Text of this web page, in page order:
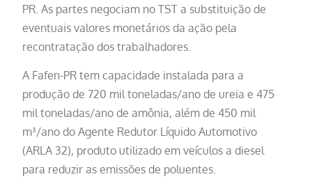
PR. As partes negociam no TST a substituição de
eventuais valores monetários da ação pela
recontratação dos trabalhadores.
A Fafen-PR tem capacidade instalada para a
produção de 720 mil toneladas/ano de ureia e 475
mil toneladas/ano de amônia, além de 450 mil
m³/ano do Agente Redutor Líquido Automotivo
(ARLA 32), produto utilizado em veículos a diesel
para reduzir as emissões de poluentes.